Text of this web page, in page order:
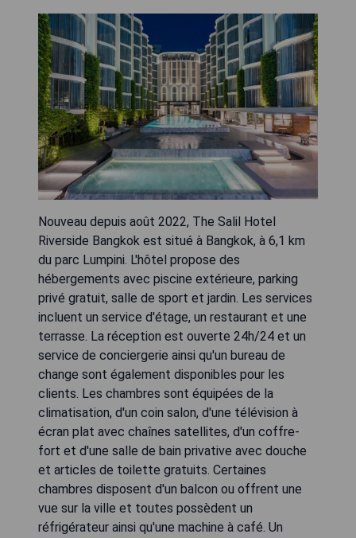
Nouveau depuis août 2022, The Salil Hotel
Riverside Bangkok est situé à Bangkok, à 6,1 km
du parc Lumpini. L'hôtel propose des
hébergements avec piscine extérieure, parking
privé gratuit, salle de sport et jardin. Les services
incluent un service d'étage, un restaurant et une
terrasse. La réception est ouverte 24h/24 et un
service de conciergerie ainsi qu'un bureau de
change sont également disponibles pour les
clients. Les chambres sont équipées de la
climatisation, d'un coin salon, d'une télévision à
écran plat avec chaînes satellites, d'un coffre-
fort et d'une salle de bain privative avec douche
et articles de toilette gratuits. Certaines
chambres disposent d'un balcon ou offrent une
vue sur la ville et toutes possèdent un
réfrigérateur ainsi qu'une machine à café. Un